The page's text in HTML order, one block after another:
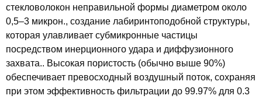
стекловолокон неправильной формы диаметром около
0,5–3 микрон., создание лабиринтоподобной структуры,
которая улавливает субмикронные частицы
посредством инерционного удара и диффузионного
захвата.. Высокая пористость (обычно выше 90%)
обеспечивает превосходный воздушный поток, сохраняя
при этом эффективность фильтрации до 99.97% для 0.3